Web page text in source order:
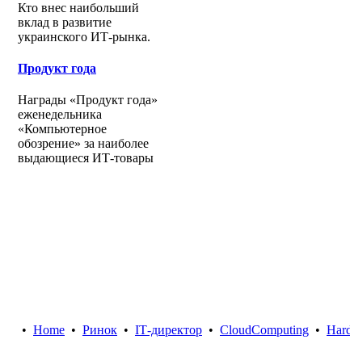
Кто внес наибольший
вклад в развитие
украинского ИТ-рынка.
Продукт года
Награды «Продукт года»
еженедельника
«Компьютерное
обозрение» за наиболее
выдающиеся ИТ-товары
• Home • Ринок • IТ-директор • CloudComputing •